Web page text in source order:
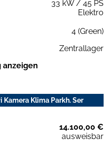
33 kW / 45 PS
Elektro
4 (Green)
Zentrallager
anzeigen
Kamera Klima Parkh. Ser
14.100,00 €
ausweisbar